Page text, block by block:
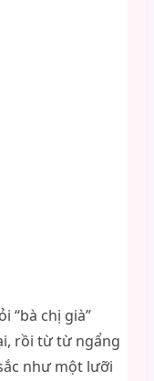
“bà chị già”
rồi từ từ ngẩng
như một lưỡi